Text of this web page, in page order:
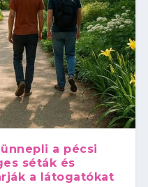
a pécsi
séták és
a látogatókat